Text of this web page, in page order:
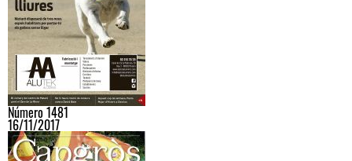
Número 1481
16/11/2017